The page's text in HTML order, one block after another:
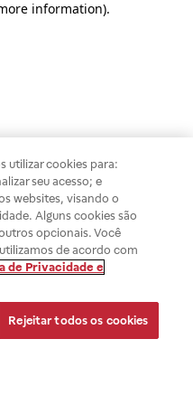
information).
utilizar cookies para:
seu acesso; e
websites, visando o
Alguns cookies são
opcionais. Você
de acordo com
de Privacidade e
Rejeitar todos os cookies